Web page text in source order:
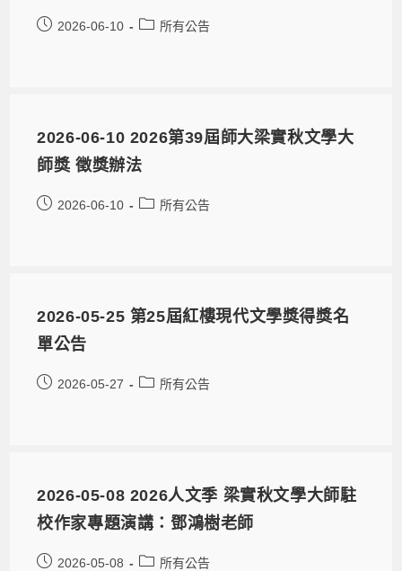
2026-06-10 所有公告
2026-06-10 2026第39屆師大梁實秋文學大
師獎 徵獎辦法
2026-06-10 所有公告
2026-05-25 第25屆紅樓現代文學獎得獎名
單公告
2026-05-27 所有公告
2026-05-08 2026人文季 梁實秋文學大師駐
校作家專題演講：鄧鴻樹老師
2026-05-08 所有公告